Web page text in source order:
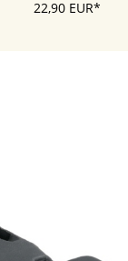
22,90 EUR*